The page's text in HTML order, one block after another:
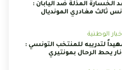
الخسارة المذلة ضد اليابان :
ثالث مغادري المونديال
الوطنية
لتدريبه للمنتخب التونسي :
يحط الرحال بمونتيري